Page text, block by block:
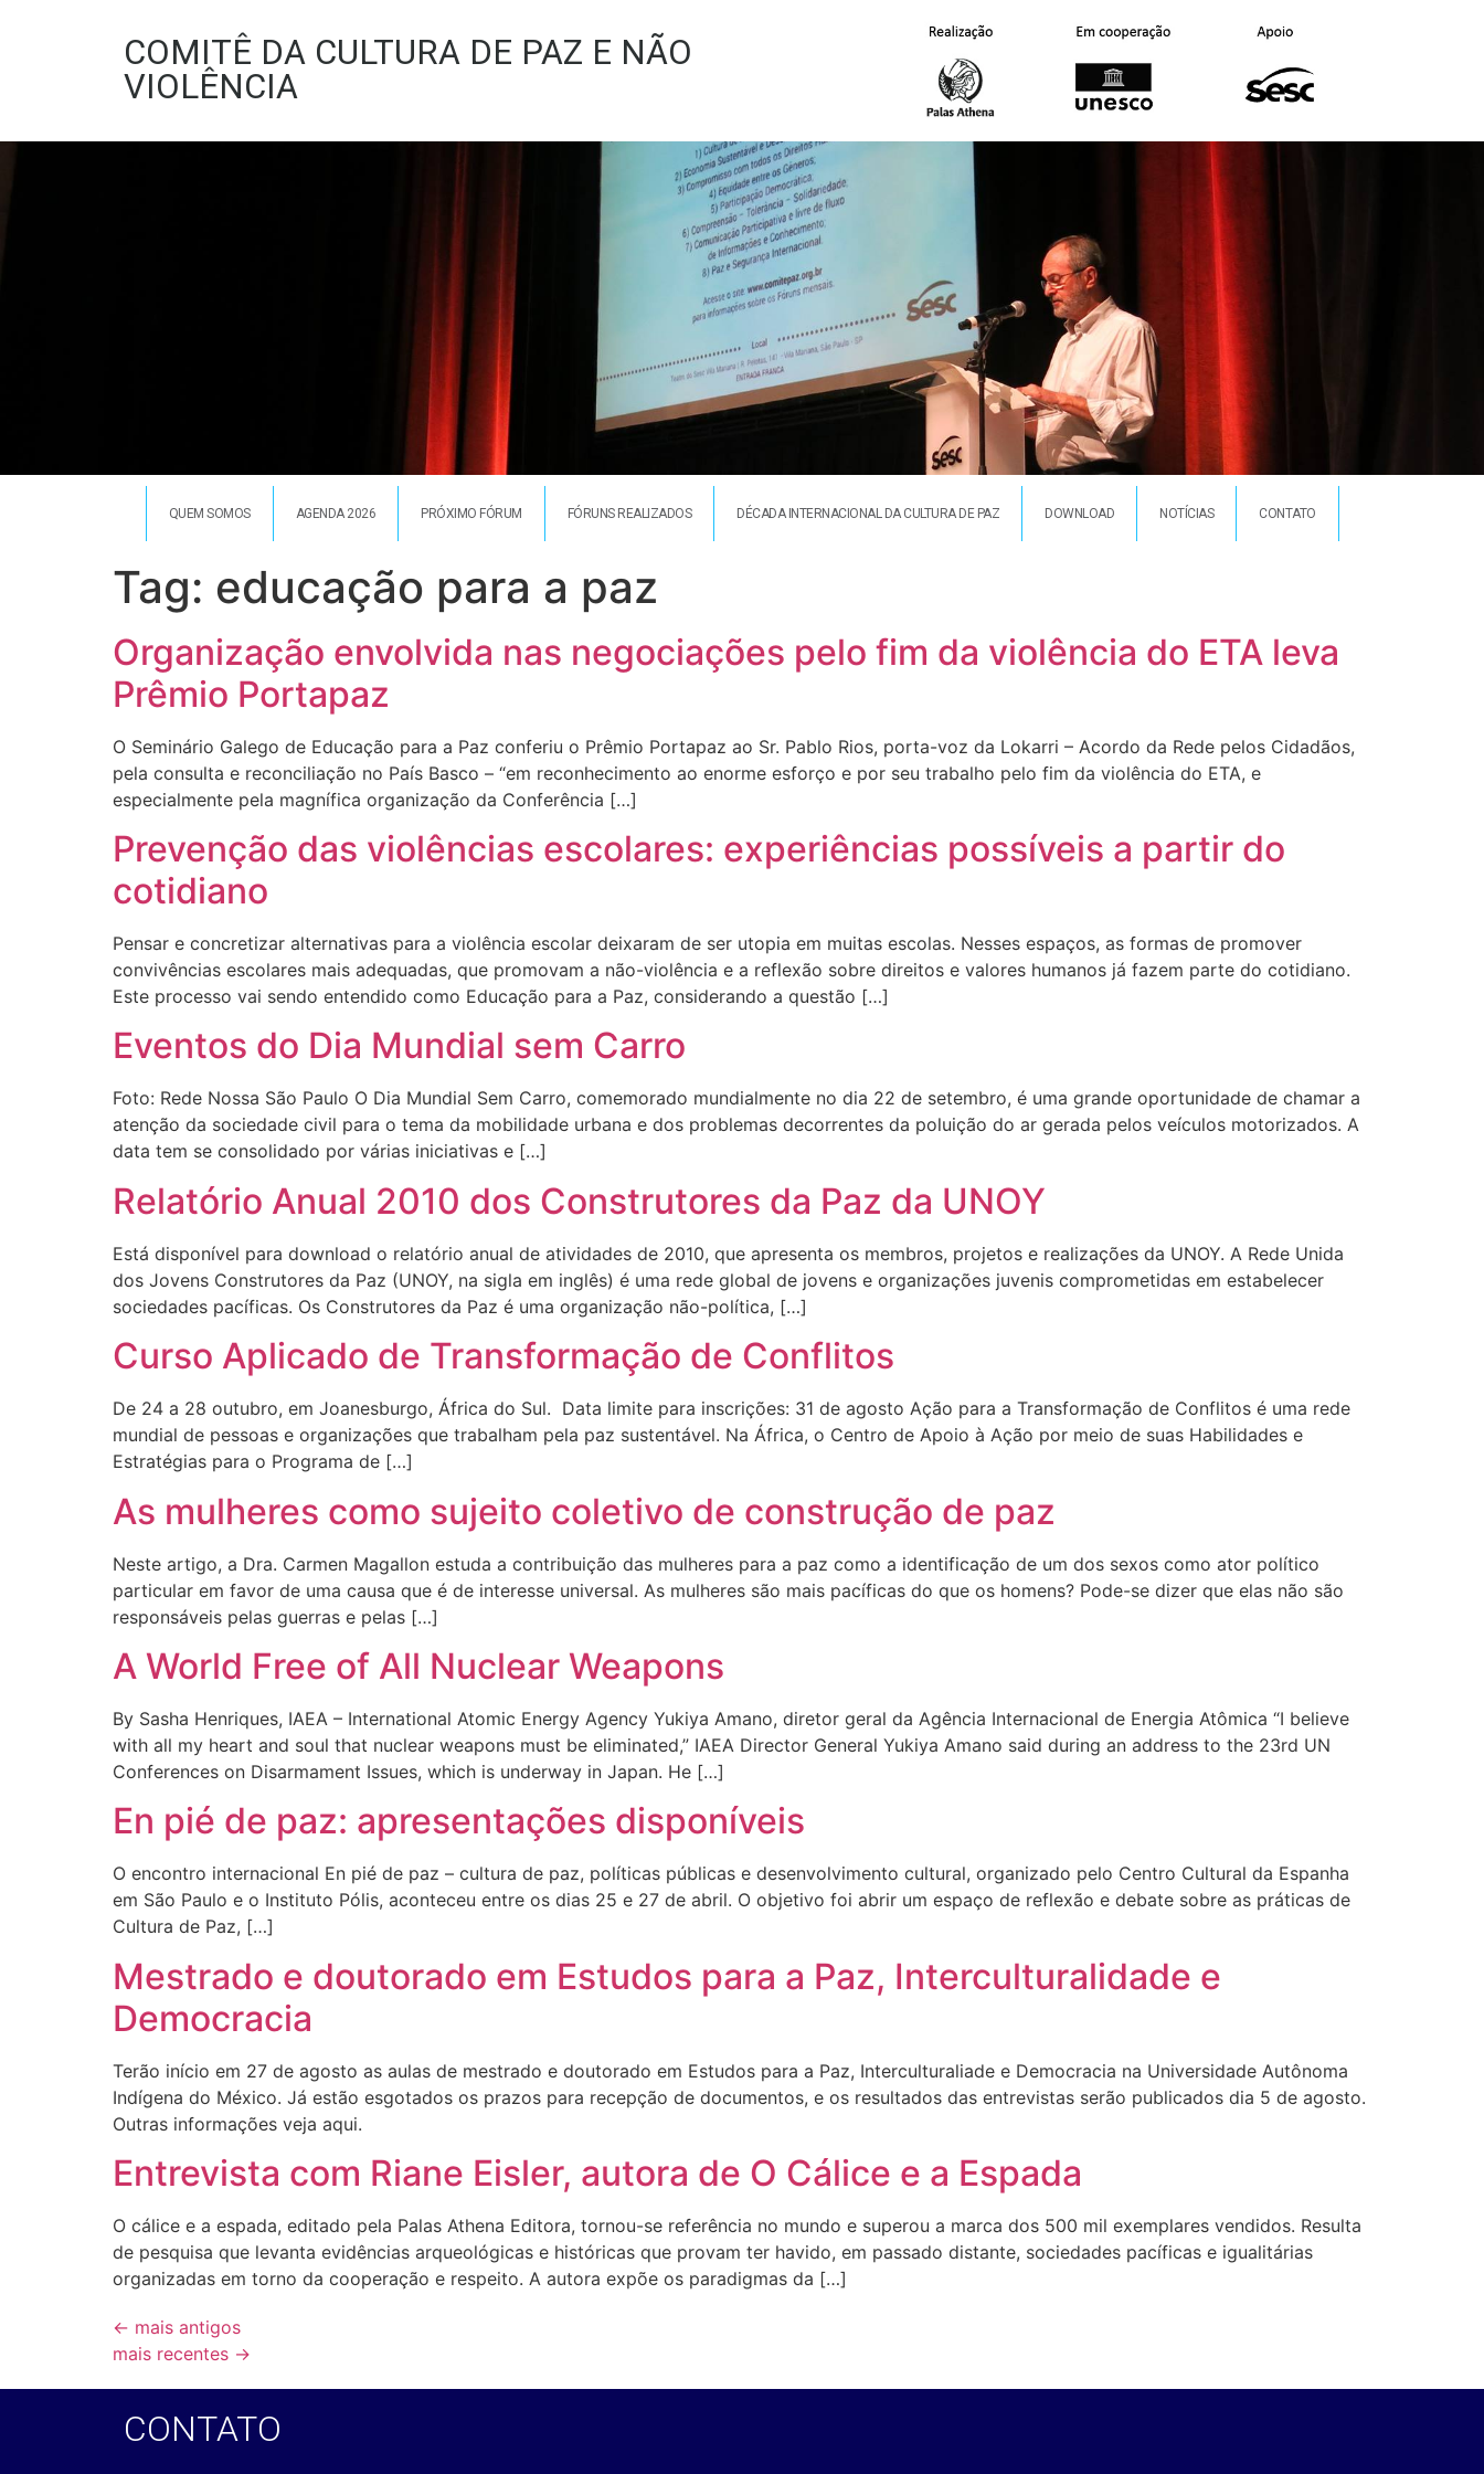
COMITÊ DA CULTURA DE PAZ E NÃO
VIOLÊNCIA
QUEM SOMOS AGENDA 2026 PRÓXIMO FÓRUM FÓRUNS REALIZADOS DÉCADA INTERNACIONAL DA CULTURA DE PAZ DOWNLOAD NOTÍCIAS CONTATO
Tag: educação para a paz
Organização envolvida nas negociações pelo fim da violência do ETA leva
Prêmio Portapaz
O Seminário Galego de Educação para a Paz conferiu o Prêmio Portapaz ao Sr. Pablo Rios, porta-voz da Lokarri – Acordo da Rede pelos Cidadãos,
pela consulta e reconciliação no País Basco – “em reconhecimento ao enorme esforço e por seu trabalho pelo fim da violência do ETA, e
especialmente pela magnífica organização da Conferência […]
Prevenção das violências escolares: experiências possíveis a partir do
cotidiano
Pensar e concretizar alternativas para a violência escolar deixaram de ser utopia em muitas escolas. Nesses espaços, as formas de promover
convivências escolares mais adequadas, que promovam a não-violência e a reflexão sobre direitos e valores humanos já fazem parte do cotidiano.
Este processo vai sendo entendido como Educação para a Paz, considerando a questão […]
Eventos do Dia Mundial sem Carro
Foto: Rede Nossa São Paulo O Dia Mundial Sem Carro, comemorado mundialmente no dia 22 de setembro, é uma grande oportunidade de chamar a
atenção da sociedade civil para o tema da mobilidade urbana e dos problemas decorrentes da poluição do ar gerada pelos veículos motorizados. A
data tem se consolidado por várias iniciativas e […]
Relatório Anual 2010 dos Construtores da Paz da UNOY
Está disponível para download o relatório anual de atividades de 2010, que apresenta os membros, projetos e realizações da UNOY. A Rede Unida
dos Jovens Construtores da Paz (UNOY, na sigla em inglês) é uma rede global de jovens e organizações juvenis comprometidas em estabelecer
sociedades pacíficas. Os Construtores da Paz é uma organização não-política, […]
Curso Aplicado de Transformação de Conflitos
De 24 a 28 outubro, em Joanesburgo, África do Sul. Data limite para inscrições: 31 de agosto Ação para a Transformação de Conflitos é uma rede
mundial de pessoas e organizações que trabalham pela paz sustentável. Na África, o Centro de Apoio à Ação por meio de suas Habilidades e
Estratégias para o Programa de […]
As mulheres como sujeito coletivo de construção de paz
Neste artigo, a Dra. Carmen Magallon estuda a contribuição das mulheres para a paz como a identificação de um dos sexos como ator político
particular em favor de uma causa que é de interesse universal. As mulheres são mais pacíficas do que os homens? Pode-se dizer que elas não são
responsáveis pelas guerras e pelas […]
A World Free of All Nuclear Weapons
By Sasha Henriques, IAEA – International Atomic Energy Agency Yukiya Amano, diretor geral da Agência Internacional de Energia Atômica “I believe
with all my heart and soul that nuclear weapons must be eliminated,” IAEA Director General Yukiya Amano said during an address to the 23rd UN
Conferences on Disarmament Issues, which is underway in Japan. He […]
En pié de paz: apresentações disponíveis
O encontro internacional En pié de paz – cultura de paz, políticas públicas e desenvolvimento cultural, organizado pelo Centro Cultural da Espanha
em São Paulo e o Instituto Pólis, aconteceu entre os dias 25 e 27 de abril. O objetivo foi abrir um espaço de reflexão e debate sobre as práticas de
Cultura de Paz, […]
Mestrado e doutorado em Estudos para a Paz, Interculturalidade e
Democracia
Terão início em 27 de agosto as aulas de mestrado e doutorado em Estudos para a Paz, Interculturaliade e Democracia na Universidade Autônoma
Indígena do México. Já estão esgotados os prazos para recepção de documentos, e os resultados das entrevistas serão publicados dia 5 de agosto.
Outras informações veja aqui.
Entrevista com Riane Eisler, autora de O Cálice e a Espada
O cálice e a espada, editado pela Palas Athena Editora, tornou-se referência no mundo e superou a marca dos 500 mil exemplares vendidos. Resulta
de pesquisa que levanta evidências arqueológicas e históricas que provam ter havido, em passado distante, sociedades pacíficas e igualitárias
organizadas em torno da cooperação e respeito. A autora expõe os paradigmas da […]
← mais antigos
mais recentes →
CONTATO